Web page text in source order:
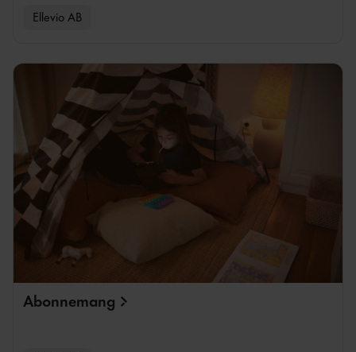
Ellevio AB
Abonnemang